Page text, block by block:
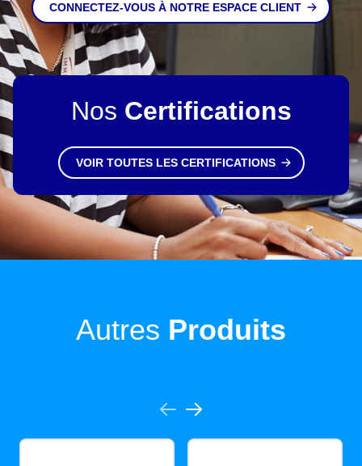
CONNECTEZ-VOUS À NOTRE ESPACE CLIENT
Nos Certifications
VOIR TOUTES LES CERTIFICATIONS
Autres Produits